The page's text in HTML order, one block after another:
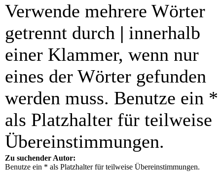
Verwende mehrere Wörter
getrennt durch | innerhalb
einer Klammer, wenn nur
eines der Wörter gefunden
werden muss. Benutze ein *
als Platzhalter für teilweise
Übereinstimmungen.
Zu suchender Autor:
Benutze ein * als Platzhalter für teilweise Übereinstimmungen.